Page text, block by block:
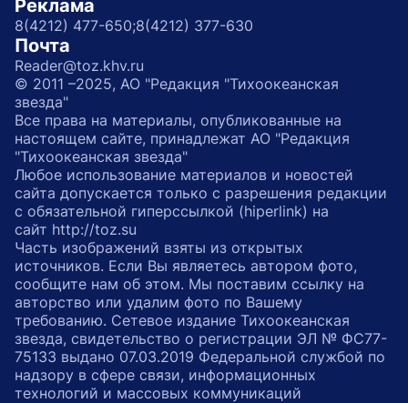
Реклама
8(4212) 477-650;8(4212) 377-630
Почта
Reader@toz.khv.ru
© 2011 –2025, АО "Редакция "Тихоокеанская
звезда"
Все права на материалы, опубликованные на
настоящем сайте, принадлежат АО "Редакция
"Тихоокеанская звезда"
Любое использование материалов и новостей
сайта допускается только с разрешения редакции
с обязательной гиперссылкой (hiperlink) на
сайт http://toz.su
Часть изображений взяты из открытых
источников. Если Вы являетесь автором фото,
сообщите нам об этом. Мы поставим ссылку на
авторство или удалим фото по Вашему
требованию. Сетевое издание Тихоокеанская
звезда, свидетельство о регистрации ЭЛ № ФС77-
75133 выдано 07.03.2019 Федеральной службой по
надзору в сфере связи, информационных
технологий и массовых коммуникаций